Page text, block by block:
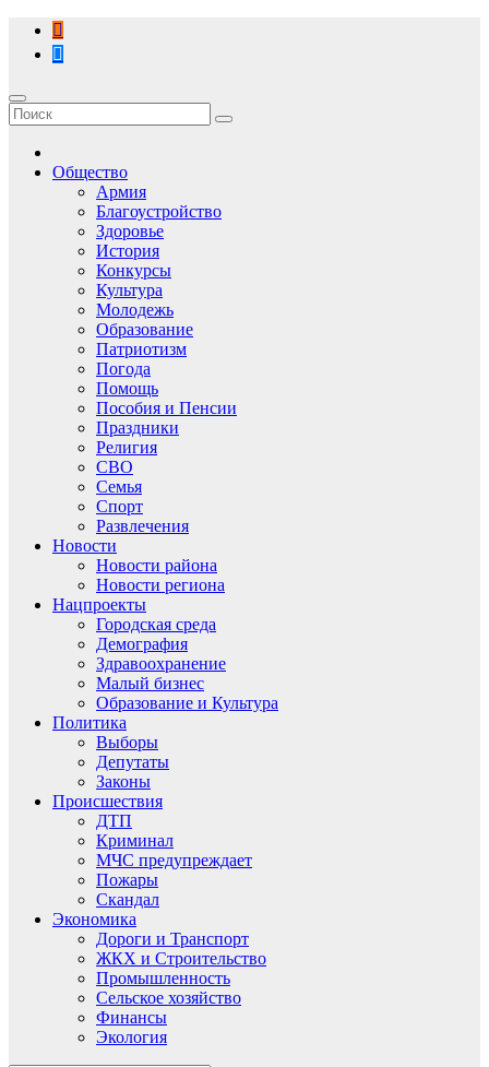
Перейти
содержимому
Общество
Армия
Благоустройство
Здоровье
История
Конкурсы
Культура
Молодежь
Образование
Патриотизм
Погода
Помощь
Пособия и Пенсии
Праздники
Религия
СВО
Семья
Спорт
Развлечения
Новости
Новости района
Новости региона
Нацпроекты
Городская среда
Демография
Здравоохранение
Малый бизнес
Образование и Культура
Политика
Выборы
Депутаты
Законы
Происшествия
ДТП
Криминал
МЧС предупреждает
Пожары
Скандал
Экономика
Дороги и Транспорт
ЖКХ и Строительство
Промышленность
Сельское хозяйство
Финансы
Экология